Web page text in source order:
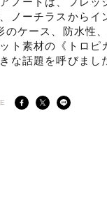
ノーチラスからイ
のケース、防水性
ト素材の《トロピ
な話題を呼びまし